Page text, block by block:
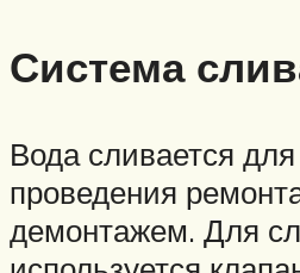
Система
Вода сливается для
проведения
демонтажем. Для